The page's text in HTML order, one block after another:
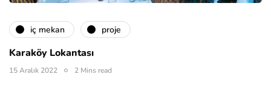
i̇ç mekan proje
Karaköy Lokantası
15 Aralık 2022 2 Mins read